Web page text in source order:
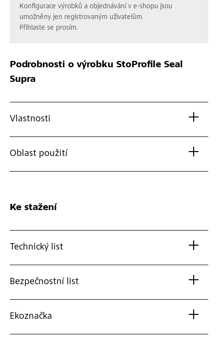
Konfigurace výrobků a objednávání v e-shopu jsou
umožněny jen registrovaným uživatelům.
Přihlaste se prosím.
Podrobnosti o výrobku StoProfile Seal
Supra
Vlastnosti
Oblast použití
Ke stažení
Technický list
Bezpečnostní list
Ekoznačka